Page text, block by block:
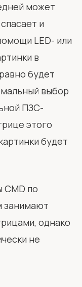
может
и
LED- или
в
будет
выбор
ПЗС-
этого
будет
по
занимают
однако
не